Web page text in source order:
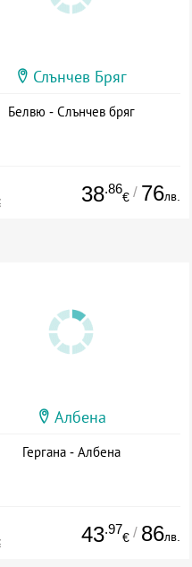
Слънчев Бряг
Белвю - Слънчев бряг
38.86
€ / 76лв.
Албена
Гергана - Албена
43.97
€ / 86лв.